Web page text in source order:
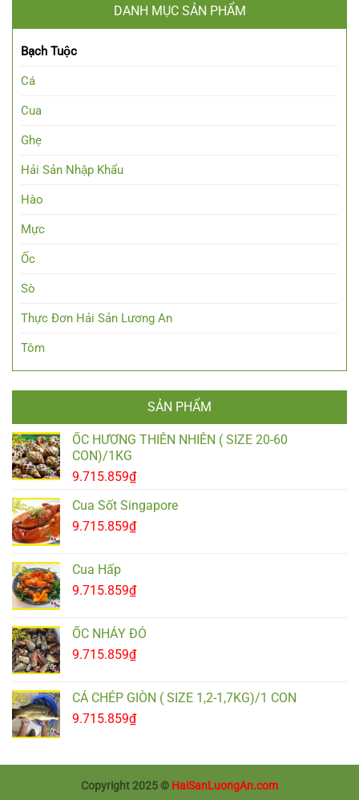
DANH MỤC SẢN PHẨM
Bạch Tuộc
Cá
Cua
Ghẹ
Hải Sản Nhập Khẩu
Hào
Mực
Ốc
Sò
Thực Đơn Hải Sản Lương An
Tôm
SẢN PHẨM
ỐC HƯƠNG THIÊN NHIÊN ( SIZE 20-60
CON)/1KG
9.715.859₫
Cua Sốt Singapore
9.715.859₫
Cua Hấp
9.715.859₫
ỐC NHẢY ĐỎ
9.715.859₫
CÁ CHÉP GIÒN ( SIZE 1,2-1,7KG)/1 CON
9.715.859₫
Copyright 2025 © HaiSanLuongAn.com